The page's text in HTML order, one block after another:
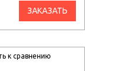
ЗАКАЗАТЬ
к сравнению